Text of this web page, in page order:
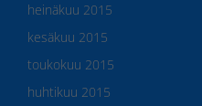
heinäkuu 2015
kesäkuu 2015
toukokuu 2015
huhtikuu 2015